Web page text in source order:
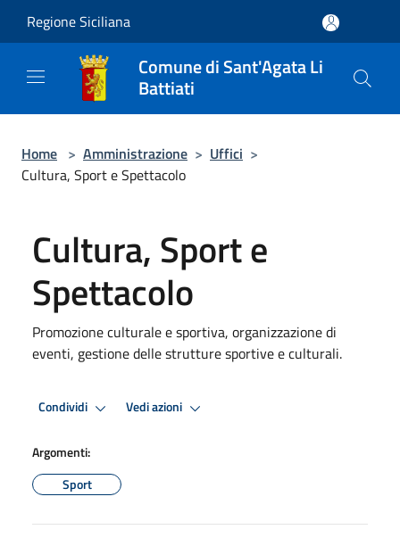
Regione Siciliana
Comune di Sant'Agata Li
Battiati
Home > Amministrazione > Uffici >
Cultura, Sport e Spettacolo
Cultura, Sport e
Spettacolo
Promozione culturale e sportiva, organizzazione di
eventi, gestione delle strutture sportive e culturali.
Condividi Vedi azioni
Argomenti:
Sport